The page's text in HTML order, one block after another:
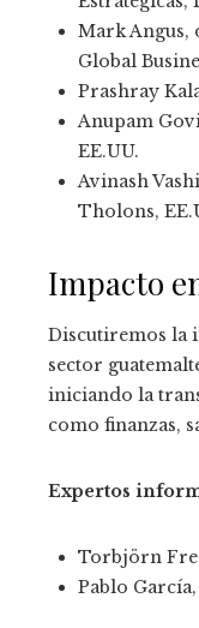
Mark Angus,
Global
Prashray
Anupam
EE.UU.
Avinash
Tholons,
Impacto
Discutiremos la
sector
iniciando la
como finanzas,
Expertos
Torbjörn
Pablo